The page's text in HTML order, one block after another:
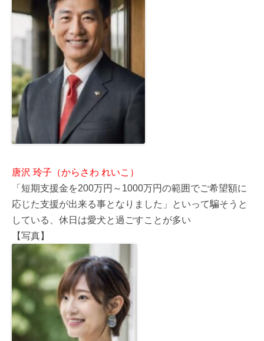
唐沢 玲子（からさわ れいこ）
「短期支援金を200万円～1000万円の範囲でご希望額に
応じた支援が出来る事となりました」といって騙そうと
している、休日は愛犬と過ごすことが多い
【写真】